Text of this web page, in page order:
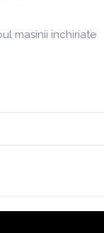
masinii inchiriate